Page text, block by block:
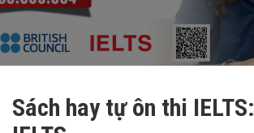
Sách hay tự ôn thi